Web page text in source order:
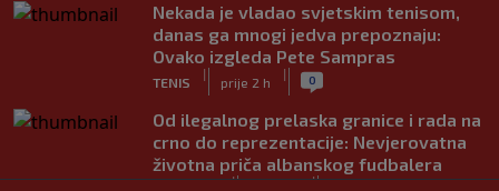
Nekada je vladao svjetskim tenisom,
danas ga mnogi jedva prepoznaju:
Ovako izgleda Pete Sampras
TENIS
|
prije 2 h
| 0
Od ilegalnog prelaska granice i rada na
crno do reprezentacije: Nevjerovatna
životna priča albanskog fudbalera
| |